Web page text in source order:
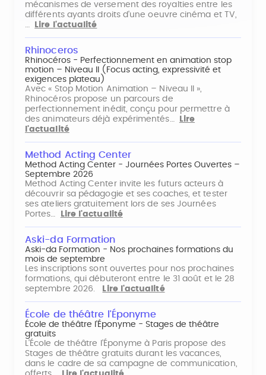
mécanismes de versement des royalties entre les
différents ayants droits d'une oeuvre cinéma et TV,
…
Lire l'actualité
Rhinoceros
Rhinocéros - Perfectionnement en animation stop
motion – Niveau II (Focus acting, expressivité et
exigences plateau)
Avec « Stop Motion Animation – Niveau II »,
Rhinocéros propose un parcours de
perfectionnement inédit, conçu pour permettre à
des animateurs déjà expérimentés…
Lire
l'actualité
Method Acting Center
Method Acting Center - Journées Portes Ouvertes –
Septembre 2026
Method Acting Center invite les futurs acteurs à
découvrir sa pédagogie et ses coaches, et tester
ses ateliers gratuitement lors de ses Journées
Portes…
Lire l'actualité
Aski-da Formation
Aski-da Formation - Nos prochaines formations du
mois de septembre
Les inscriptions sont ouvertes pour nos prochaines
formations, qui débuteront entre le 31 août et le 28
septembre 2026.
Lire l'actualité
École de théâtre l'Éponyme
École de théâtre l'Éponyme - Stages de théâtre
gratuits
L'École de théâtre l'Éponyme à Paris propose des
Stages de théâtre gratuits durant les vacances,
dans le cadre de sa campagne de communication,